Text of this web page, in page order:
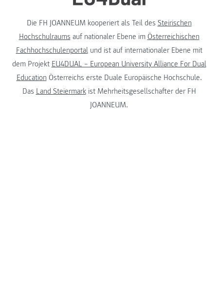
Die FH JOANNEUM kooperiert als Teil des Steirischen
Hochschulraums auf nationaler Ebene im Österreichischen
Fachhochschulenportalund ist auf internationaler Ebene mit
dem Projekt EU4DUAL – European University Alliance For Dual
Education Österreichs erste Duale Europäische Hochschule.
Das Land Steiermarkist Mehrheitsgesellschafter der FH
JOANNEUM.